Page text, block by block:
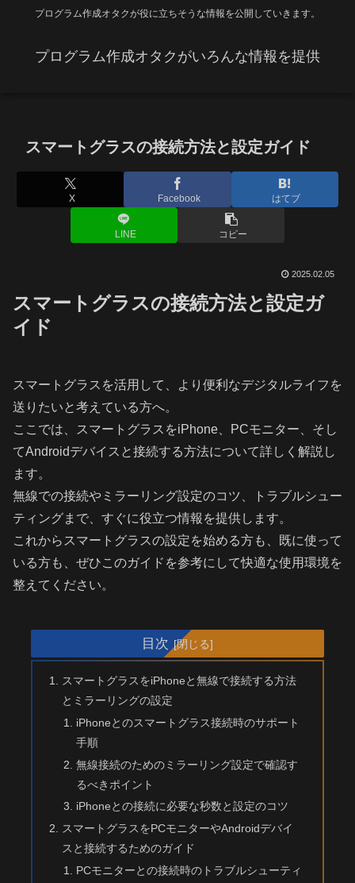
プログラム作成オタクが役に立ちそうな情報を公開していきます。
プログラム作成オタクがいろんな情報を提供
スマートグラスの接続方法と設定ガイド
X Facebook はてブ
LINE コピー
2025.02.05
スマートグラスの接続方法と設定ガ
イド
スマートグラスを活用して、より便利なデジタルライフを
送りたいと考えている方へ。
ここでは、スマートグラスをiPhone、PCモニター、そし
てAndroidデバイスと接続する方法について詳しく解説し
ます。
無線での接続やミラーリング設定のコツ、トラブルシュー
ティングまで、すぐに役立つ情報を提供します。
これからスマートグラスの設定を始める方も、既に使って
いる方も、ぜひこのガイドを参考にして快適な使用環境を
整えてください。
目次
スマートグラスをiPhoneと無線で接続する方法
とミラーリングの設定
iPhoneとのスマートグラス接続時のサポート
手順
無線接続のためのミラーリング設定で確認す
るべきポイント
iPhoneとの接続に必要な秒数と設定のコツ
スマートグラスをPCモニターやAndroidデバイ
スと接続するためのガイド
PCモニターとの接続時のトラブルシューティ